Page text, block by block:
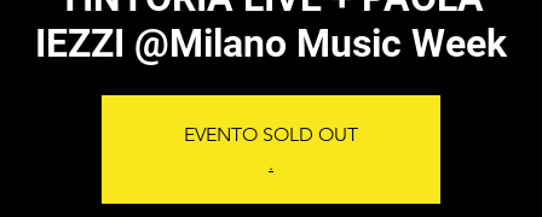
IEZZI @Milano Music Week
EVENTO SOLD OUT
.